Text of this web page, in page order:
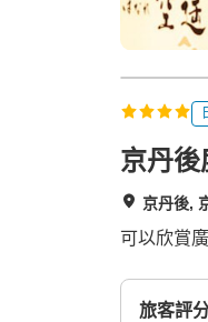
京丹後
京丹後,
可以欣賞
旅客評